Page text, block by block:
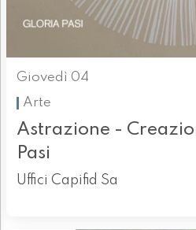
Giovedì 04
Arte
Astrazione -
Pasi
Uffici Capifid Sa